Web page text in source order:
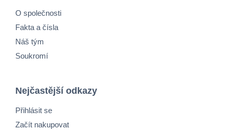
O společnosti
Fakta a čísla
Náš tým
Soukromí
Nejčastější odkazy
Přihlásit se
Začít nakupovat